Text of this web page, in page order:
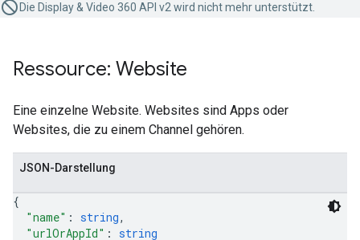
Die Display & Video 360 API v2 wird nicht mehr unterstützt.
Ressource: Website
Eine einzelne Website. Websites sind Apps oder
Websites, die zu einem Channel gehören.
JSON-Darstellung
{
"name" : string,
"urlOrAppId" : string